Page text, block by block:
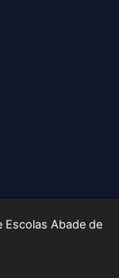
Escolas Abade de